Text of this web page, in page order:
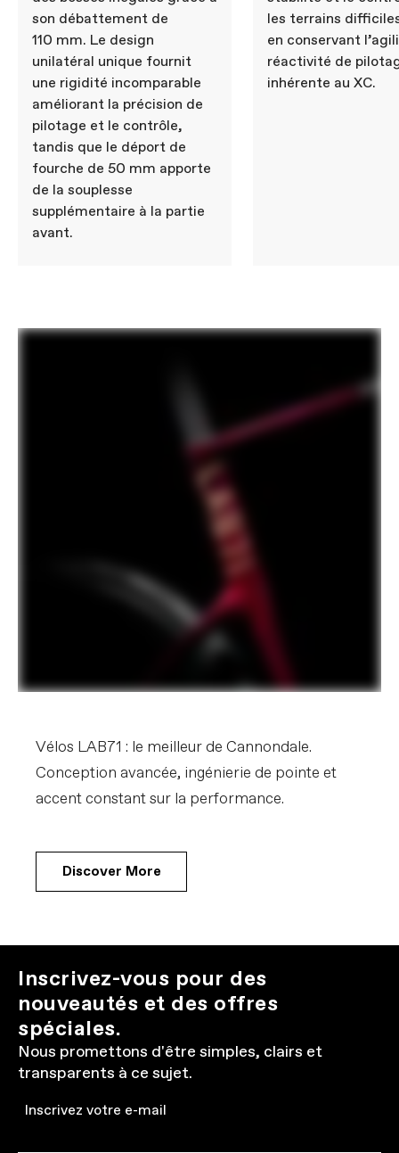
son débattement de
110 mm. Le design
unilatéral unique fournit
une rigidité incomparable
améliorant la précision de
pilotage et le contrôle,
tandis que le déport de
fourche de 50 mm apporte
de la souplesse
supplémentaire à la partie
avant.
les terrains
en conservant
réactivité de
inhérente au XC.
Vélos LAB71 : le meilleur de Cannondale.
Conception avancée, ingénierie de pointe et
accent constant sur la performance.
Discover More
Inscrivez-vous pour des
nouveautés et des offres
spéciales.
Nous promettons d'être simples, clairs et
transparents à ce sujet.
Email